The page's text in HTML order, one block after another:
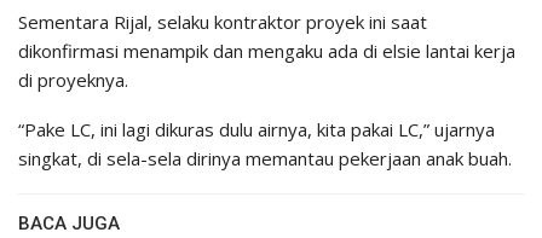
Sementara Rijal, selaku kontraktor proyek ini saat
dikonfirmasi menampik dan mengaku ada di elsie lantai kerja
di proyeknya.
“Pake LC, ini lagi dikuras dulu airnya, kita pakai LC,” ujarnya
singkat, di sela-sela dirinya memantau pekerjaan anak buah.
BACA JUGA